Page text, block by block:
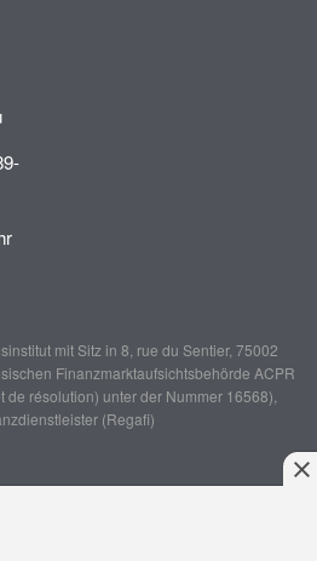
mit Sitz in 8, rue du Sentier, 75002
Finanzmarktaufsichtsbehörde ACPR
de résolution) unter der Nummer 16568),
(Regafi)